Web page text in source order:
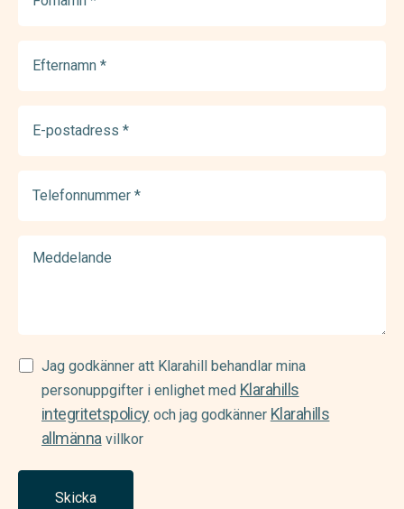
(Required)
(Required)
postadress
(Required)
Samtycke
(Required)
Jag godkänner att Klarahill behandlar mina
personuppgifter i enlighet med Klarahills
integritetspolicyoch jag godkänner Klarahills
allmännavillkor
Skicka